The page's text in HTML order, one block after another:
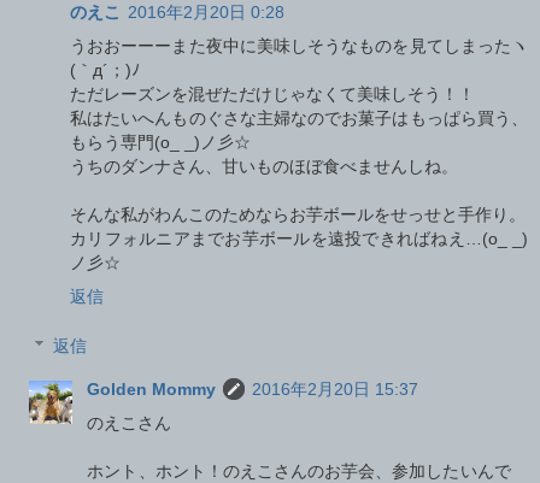
のえこ
2016年2月20日 0:28
うおおーーーまた夜中に美味しそうなものを見てしまったヽ
(｀д´；)ﾉ
ただレーズンを混ぜただけじゃなくて美味しそう！！
私はたいへんものぐさな主婦なのでお菓子はもっぱら買う、
もらう専門(o_ _)ノ彡☆
うちのダンナさん、甘いものほぼ食べませんしね。
そんな私がわんこのためならお芋ボールをせっせと手作り。
カリフォルニアまでお芋ボールを遠投できればねえ…(o_ _)
ノ彡☆
返信
返信
Golden Mommy
2016年2月20日 15:37
のえこさん
ホント、ホント！のえこさんのお芋会、参加したいんで